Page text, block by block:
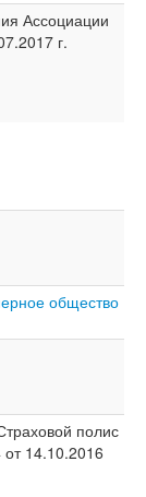
Ассоциации
г.
общество
полис
14.10.2016